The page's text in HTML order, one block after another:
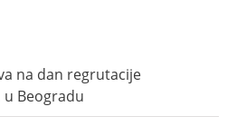
na dan regrutacije
Beogradu